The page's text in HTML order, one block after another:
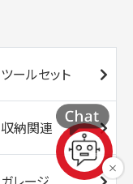
ツールセット
収納関連